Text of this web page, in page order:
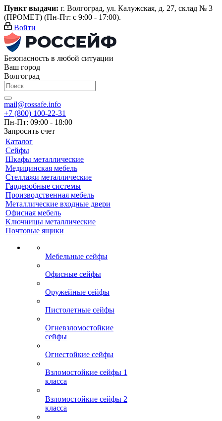
Пункт выдачи: г. Волгоград, ул. Калужская, д. 27, склад № 3
(ПРОМЕТ) (Пн-Пт: с 9:00 - 17:00).
Войти
Безопасность в любой ситуации
Ваш город
Волгоград
mail@rossafe.info
+7 (800) 100-22-31
Пн-Пт: 09:00 - 18:00
Запросить счет
Каталог
Сейфы
Шкафы металлические
Медицинская мебель
Стеллажи металлические
Гардеробные системы
Производственная мебель
Металлические входные двери
Офисная мебель
Ключницы металлические
Почтовые ящики
Мебельные сейфы
Офисные сейфы
Оружейные сейфы
Пистолетные сейфы
Огневзломостойкие
сейфы
Огнестойкие сейфы
Взломостойкие сейфы 1
класса
Взломостойкие сейфы 2
класса